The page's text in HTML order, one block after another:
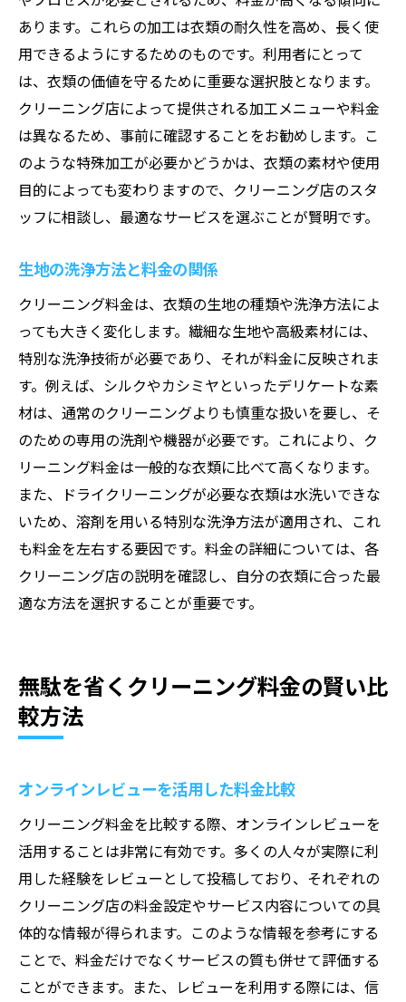
あります。これらの加工は衣類の耐久性を高め、長く使
用できるようにするためのものです。利用者にとって
は、衣類の価値を守るために重要な選択肢となります。
クリーニング店によって提供される加工メニューや料金
は異なるため、事前に確認することをお勧めします。こ
のような特殊加工が必要かどうかは、衣類の素材や使用
目的によっても変わりますので、クリーニング店のスタ
ッフに相談し、最適なサービスを選ぶことが賢明です。
生地の洗浄方法と料金の関係
クリーニング料金は、衣類の生地の種類や洗浄方法によ
っても大きく変化します。繊細な生地や高級素材には、
特別な洗浄技術が必要であり、それが料金に反映されま
す。例えば、シルクやカシミヤといったデリケートな素
材は、通常のクリーニングよりも慎重な扱いを要し、そ
のための専用の洗剤や機器が必要です。これにより、ク
リーニング料金は一般的な衣類に比べて高くなります。
また、ドライクリーニングが必要な衣類は水洗いできな
いため、溶剤を用いる特別な洗浄方法が適用され、これ
も料金を左右する要因です。料金の詳細については、各
クリーニング店の説明を確認し、自分の衣類に合った最
適な方法を選択することが重要です。
無駄を省くクリーニング料金の賢い比
較方法
オンラインレビューを活用した料金比較
クリーニング料金を比較する際、オンラインレビューを
活用することは非常に有効です。多くの人々が実際に利
用した経験をレビューとして投稿しており、それぞれの
クリーニング店の料金設定やサービス内容についての具
体的な情報が得られます。このような情報を参考にする
ことで、料金だけでなくサービスの質も併せて評価する
ことができます。また、レビューを利用する際には、信